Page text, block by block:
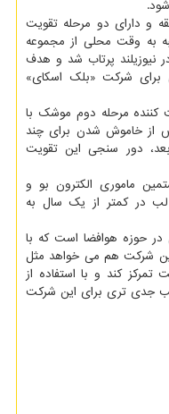
و دارای دو مرحله تقویت
ساعت ۷: ۱۱ صبح شنبه به وقت محلی از مجموعه
نیوزیلند پرتاب شد و هدف
شرکت «بلک اسکای»
کننده مرحله دوم موشک با
از خاموش شدن برای چند
دور سنجی این تقویت
ماموری الکترون بو و
در کمتر از یک سال به
حوزه هوافضا است که با
این شرکت هم می خواهد مثل
کند و با استفاده از
جدی تری برای این شرکت